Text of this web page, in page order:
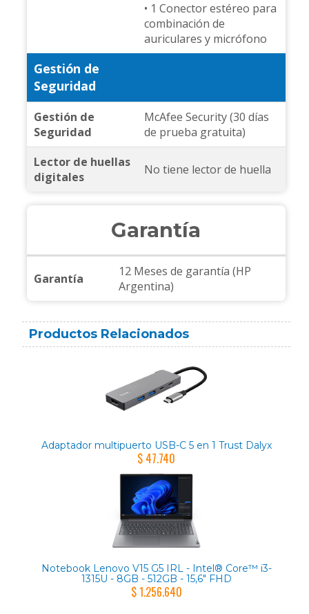
• 1 Conector estéreo para
combinación de
auriculares y micrófono
Gestión de
Seguridad
Gestión de
Seguridad
McAfee Security (30 días
de prueba gratuita)
Lector de huellas
digitales
No tiene lector de huella
Garantía
Garantía
12 Meses de garantía (HP
Argentina)
Productos Relacionados
Adaptador multipuerto USB-C 5 en 1 Trust Dalyx
$ 47.740
Notebook Lenovo V15 G5 IRL - Intel® Core™ i3-
1315U - 8GB - 512GB - 15,6" FHD
$ 1.256.640